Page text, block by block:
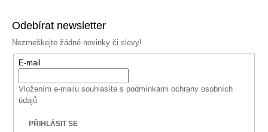
Odebírat newsletter
Nezmeškejte žádné novinky či slevy!
E-mail
Vložením e-mailu souhlasíte s podmínkami ochrany osobních
údajů
PŘIHLÁSIT SE